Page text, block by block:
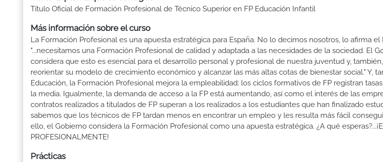
Título Oficial de Formación Profesional de Técnico Superior en FP Educación Infantil
Más información sobre el curso
La Formación Profesional es una apuesta estratégica para España. No lo decimos nosotros, lo afirma el
"...necesitamos una Formación Profesional de calidad y adaptada a las necesidades de la sociedad. El
considera que esto es esencial para el desarrollo personal y profesional de nuestra juventud y,
reorientar su modelo de crecimiento económico y alcanzar las más altas cotas de bienestar social." Y,
Educación, la Formación Profesional mejora la empleabilidad: los ciclos formativos de FP registran
la media. Igualmente, la demanda de acceso a la FP está aumentando, así como el interés de las
contratos realizados a titulados de FP superan a los realizados a los estudiantes que han finalizado
sabemos que los técnicos de FP tardan menos en encontrar un empleo y les resulta más fácil
ello, el Gobierno considera la Formación Profesional como una apuesta estratégica. ¿A qué
PROFESIONALMENTE!
Prácticas